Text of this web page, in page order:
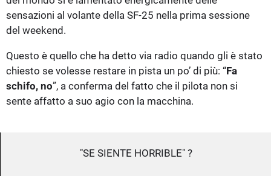
sensazioni al volante della SF-25 nella prima sessione
del weekend.
Questo è quello che ha detto via radio quando gli è stato
chiesto se volesse restare in pista un po’ di più: “Fa
schifo, no”, a conferma del fatto che il pilota non si
sente affatto a suo agio con la macchina.
"SE SIENTE HORRIBLE" ?